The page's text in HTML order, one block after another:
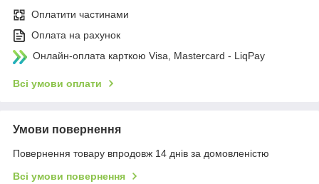
Оплатити частинами
Оплата на рахунок
Онлайн-оплата карткою Visa, Mastercard - LiqPay
Всі умови оплати
Умови повернення
Повернення товару впродовж 14 днів за домовленістю
Всі умови повернення